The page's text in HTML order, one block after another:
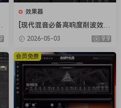
not hard to see why. The
clear and transparent
and mature beauty and
found on a concert instrument
place in the Francoys-
Forget in the Charlevoix
where Ivory’s acclaimed
Reunited were master
performer/producer Joe
效果器
[现代混音必备高响度削波效果
插件] Audioloom Maciel Aud
io Deux Clipper v1.0.0 [WiN,
MacOSX]（34.5MB+145MB)
2026-05-03 9.9
会员免费